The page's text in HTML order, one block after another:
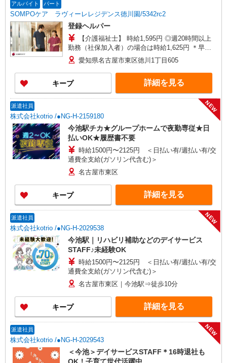
与 基本給2.08ヶ月分/年支給
アルバイト パート
SOMPOケア ラヴィーレレジデンス徳川園/5342rc2
登録ヘルパー
【介護福祉士】 時給1,595円 ◎週20時間以上
勤務（社保加入者）の場合は時給1,625円 ＊早朝
夜間（〜8:00、18:00〜）：時給1,994円〜 ＊日曜
祝日：時給1,895円〜 【実務者研修・初任者研修
（ヘルパー1級・2級）】 時給1,515円 ◎週20時間
以上勤務（社保加入者）の場合は時給1,545円 ＊
早朝夜間（〜8:00、18:00〜）：時給1,894円〜 ＊
が同時給 ◎キャンセル手当：職務時給の60％支給
愛知県名古屋市東区徳川1丁目605
キープ 詳細を見る
派遣社員
株式会社kotrio /●NG-H-2159180
NEW
今池駅チカ★グループホームで夜勤専従★日
払いOK★履歴書不要
時給1500円〜2125円 ＜日払い有/週払い有/交
通費全支給(ガソリン代含む)＞
名古屋市東区
キープ 詳細を見る
派遣社員
株式会社kotrio /●NG-H-2029538
NEW
今池駅｜リハビリ補助などのデイサービス
STAFF♪未経験OK
時給1500円〜2125円 ＜日払い有/週払い有/交
通費全支給(ガソリン代含む)＞
名古屋市東区｜今池駅⇒徒歩10分
キープ 詳細を見る
派遣社員
株式会社kotrio /●NG-H-2029543
NEW
＜今池＞デイサービスSTAFF＊16時退社も